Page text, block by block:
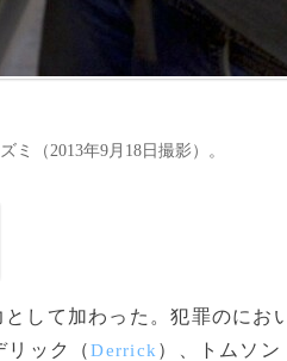
（2013年9月18日撮影）。
して加わった。犯罪のにお
リック（Derrick ）、トムソン